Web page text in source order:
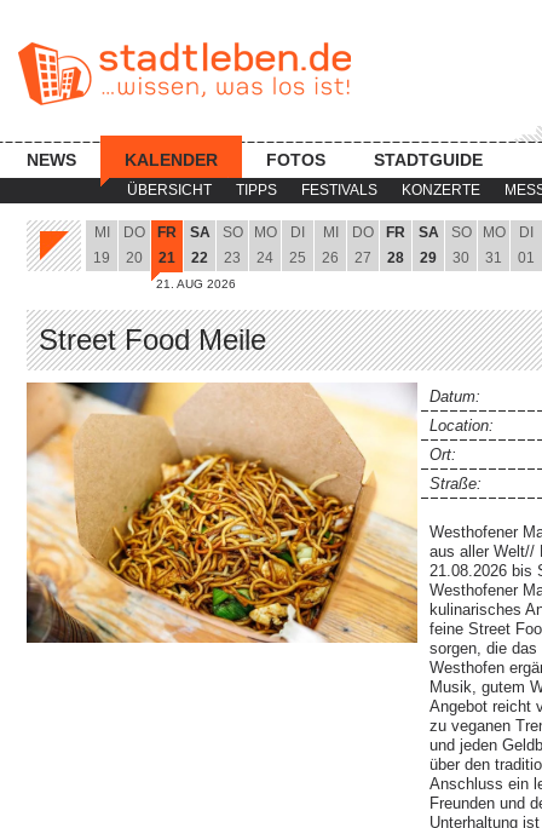
ÜBERSICHT TIPPS FESTIVALS KONZERTE
NEWS KALENDER FOTOS STADTGUIDE
MI
19
DO
20
FR
21
21. AUG 2026
SA
22
SO
23
MO
24
DI
25
MI
26
DO
27
FR
28
SA
29
SO
30
MO
31
DI
01
Street Food Meile
Datum:
Location:
Ort:
Straße:
Westhofener
aus aller Welt//
21.08.2026 bis
Westhofener
kulinarisches
feine Street
sorgen, die
Westhofen
Musik, gutem
Angebot reicht
zu veganen
und jeden
über den
Anschluss ein
Freunden und
Unterhaltung